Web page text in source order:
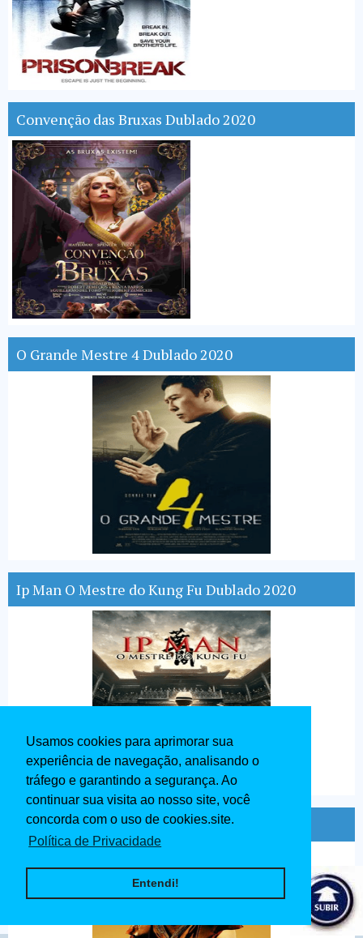
Usamos cookies para aprimorar sua
experiência de navegação, analisando o
tráfego e garantindo a segurança. Ao
continuar sua visita ao nosso site, você
concorda com o uso de cookies.site.
Política de Privacidade
Entendi!
Convenção das Bruxas Dublado 2020
O Grande Mestre 4 Dublado 2020
Ip Man O Mestre do Kung Fu Dublado 2020
Ben - Hur Dublado 1959